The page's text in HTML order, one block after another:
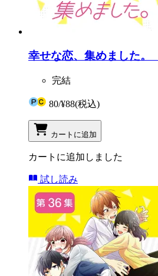
幸せな恋、集めました。
完結
80/¥88(税込)
カートに追加
カートに追加しました
試し読み